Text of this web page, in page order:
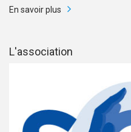
En savoir plus
L'association